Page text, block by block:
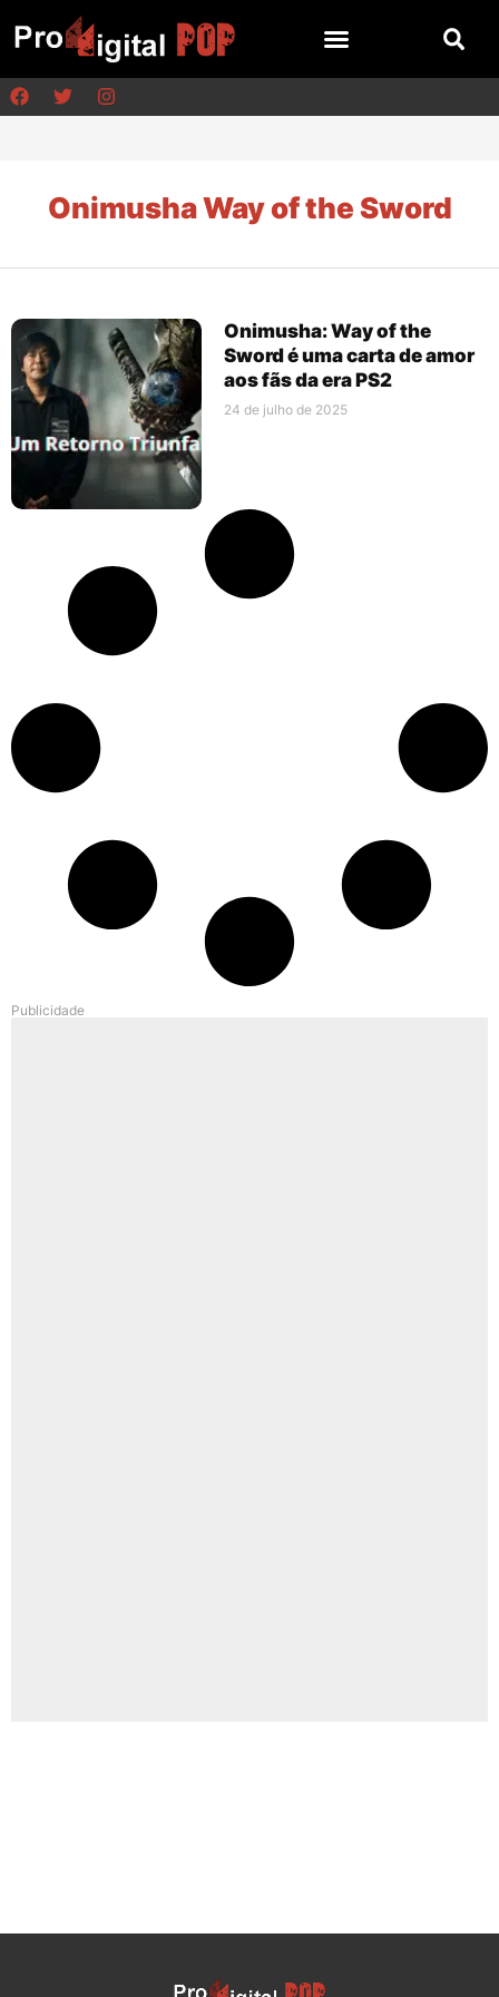
Onimusha Way of the Sword
Onimusha: Way of the
Sword é uma carta de amor
aos fãs da era PS2
24 de julho de 2025
Publicidade